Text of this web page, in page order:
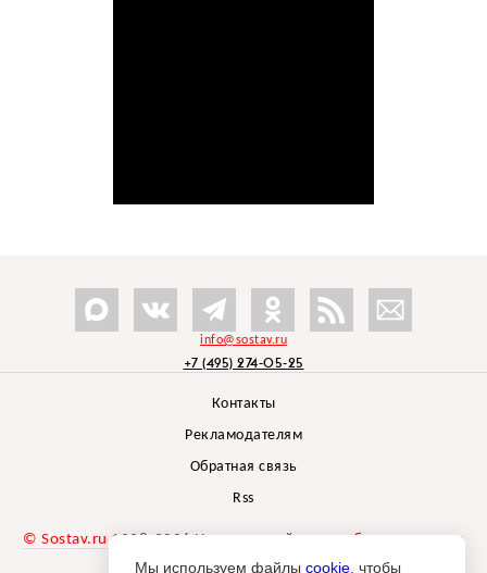
info@sostav.ru
+7 (495) 274-05-25
Контакты
Рекламодателям
Обратная связь
Rss
© Sostav.ru 1998-2026 Независимый проектбрендингового
агентства Depot
Мы используем файлы cookie , чтобы